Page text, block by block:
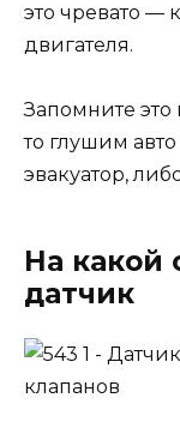
это чревато —
двигателя.
Запомните это
то глушим
эвакуатор,
На какой
датчик